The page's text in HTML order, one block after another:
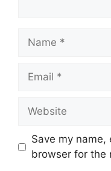
Name
Email
Website
Save my
browser for the